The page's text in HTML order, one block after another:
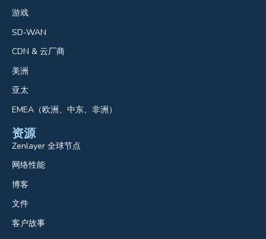
游戏
SD-WAN
CDN & 云厂商
美洲
亚太
EMEA（欧洲、中东、非洲）
资源
Zenlayer 全球节点
网络性能
博客
文件
客户故事